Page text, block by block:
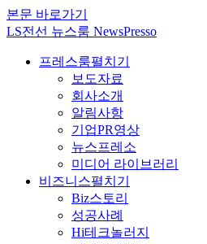
본문 바로가기
LS전선 뉴스룸 NewsPresso
프레스룸펼치기
보도자료
회사소개
알림사항
기업PR영상
뉴스프레소
미디어 라이브러리
비즈니스펼치기
Biz스토리
성공사례
Hi테크놀러지